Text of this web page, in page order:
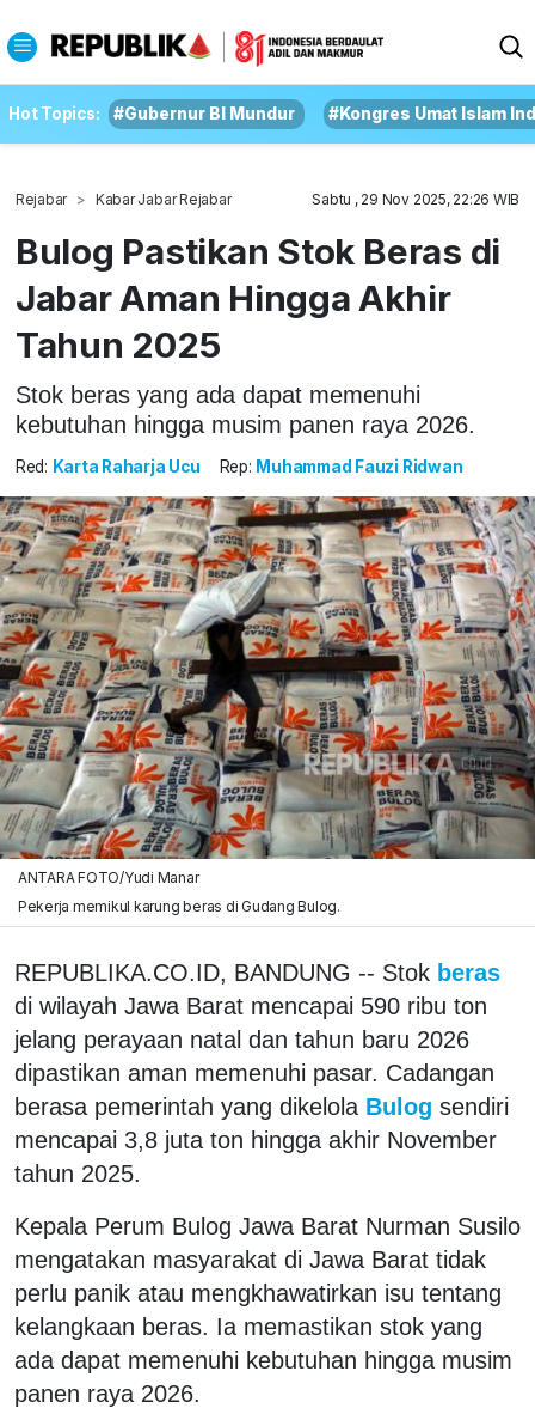
Hot Topics: #Gubernur BI Mundur #Kongres Umat Islam
Rejabar Kabar Jabar Rejabar Sabtu , 29 Nov 2025, 22:26 WIB
Bulog Pastikan Stok Beras di
Jabar Aman Hingga Akhir
Tahun 2025
Stok beras yang ada dapat memenuhi
kebutuhan hingga musim panen raya 2026.
Red: Karta Raharja Ucu Rep: Muhammad Fauzi Ridwan
ANTARA FOTO/Yudi Manar
Pekerja memikul karung beras di Gudang Bulog.
REPUBLIKA.CO.ID, BANDUNG -- Stok beras
di wilayah Jawa Barat mencapai 590 ribu ton
jelang perayaan natal dan tahun baru 2026
dipastikan aman memenuhi pasar. Cadangan
berasa pemerintah yang dikelola Bulog sendiri
mencapai 3,8 juta ton hingga akhir November
tahun 2025.
Kepala Perum Bulog Jawa Barat Nurman Susilo
mengatakan masyarakat di Jawa Barat tidak
perlu panik atau mengkhawatirkan isu tentang
kelangkaan beras. Ia memastikan stok yang
ada dapat memenuhi kebutuhan hingga musim
panen raya 2026.